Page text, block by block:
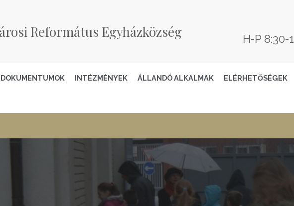
Református Egyházközség H-P 8:30-
DOKUMENTUMOK INTÉZMÉNYEK ÁLLANDÓ ALKALMAK ELÉRHETŐSÉGEK